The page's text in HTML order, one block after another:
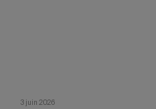
3 juin 2026